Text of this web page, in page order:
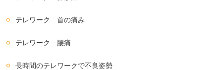
テレワーク 首の痛み
テレワーク 腰痛
長時間のテレワークで不良姿勢